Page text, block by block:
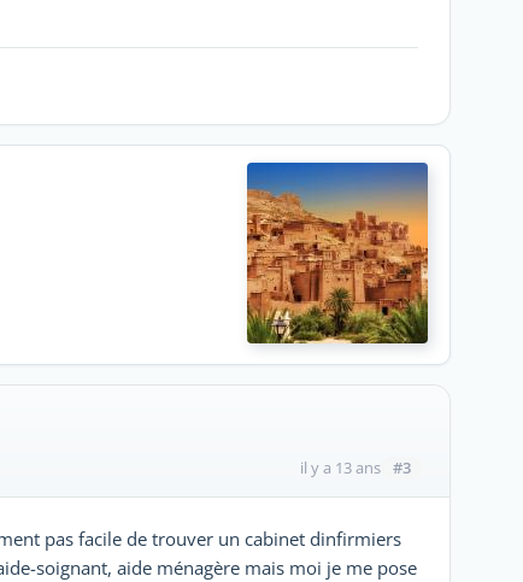
il y a 13 ans #3
pas facile de trouver un cabinet ‎dinfirmiers
soignant, aide ménagère mais ‎moi je me pose